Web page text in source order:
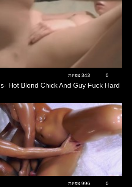
0 343 צפיות
Hot Blond Chick And Guy Fuck Hard
0 996 צפיות